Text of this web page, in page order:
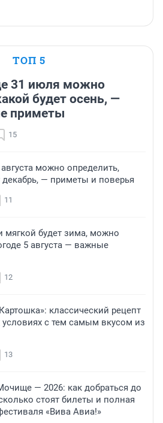
ТОП 5
31 июля можно
будет осень, —
приметы
15
можно определить,
декабрь, — приметы и поверья
11
мягкой будет зима, можно
5 августа — важные
12
классический рецепт
с тем самым вкусом из
13
— 2026: как добраться до
стоят билеты и полная
«Вива Авиа!»